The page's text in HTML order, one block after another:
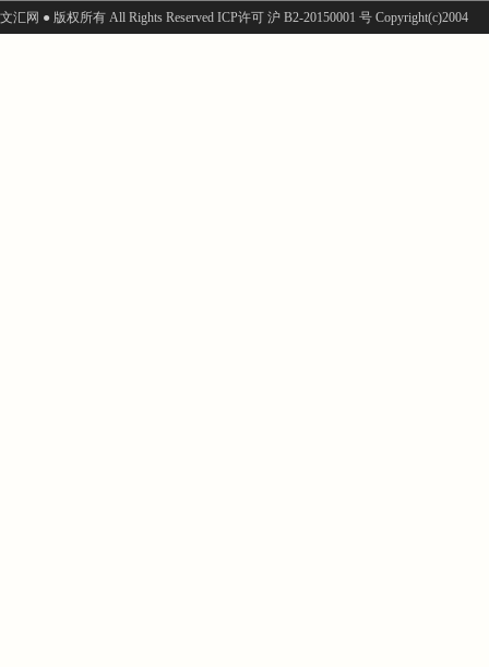
文汇网 ● 版权所有 All Rights Reserved ICP许可 沪 B2-20150001 号 Copyright(c)2004